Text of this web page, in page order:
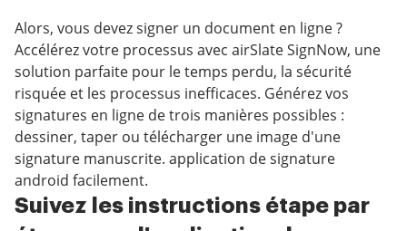
Alors, vous devez signer un document en ligne ?
Accélérez votre processus avec airSlate SignNow, une
solution parfaite pour le temps perdu, la sécurité
risquée et les processus inefficaces. Générez vos
signatures en ligne de trois manières possibles :
dessiner, taper ou télécharger une image d'une
signature manuscrite. application de signature
android facilement.
Suivez les instructions étape par